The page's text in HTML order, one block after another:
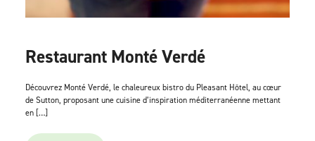
Restaurant Monté Verdé
Découvrez Monté Verdé, le chaleureux bistro du Pleasant Hôtel, au cœur
de Sutton, proposant une cuisine d’inspiration méditerranéenne mettant
en […]